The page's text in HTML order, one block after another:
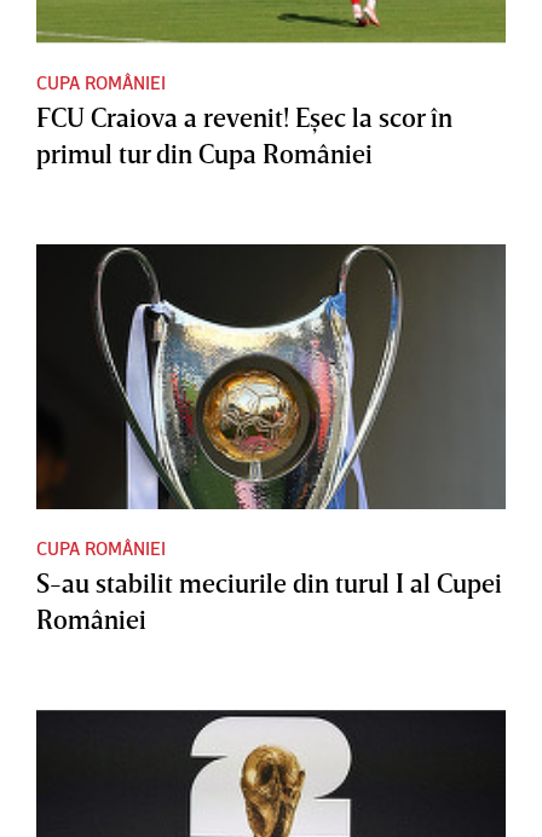
CUPA ROMÂNIEI
FCU Craiova a revenit! Eşec la scor în
primul tur din Cupa României
CUPA ROMÂNIEI
S-au stabilit meciurile din turul I al Cupei
României